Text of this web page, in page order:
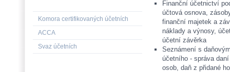
Finanční účetnictví
účtová osnova,
finanční majetek a
náklady a výnosy,
účetní závěrka
Seznámení s
účetního - správa
osob, daň z přidané
Komora certifikovaných účetních
ACCA
Svaz účetních